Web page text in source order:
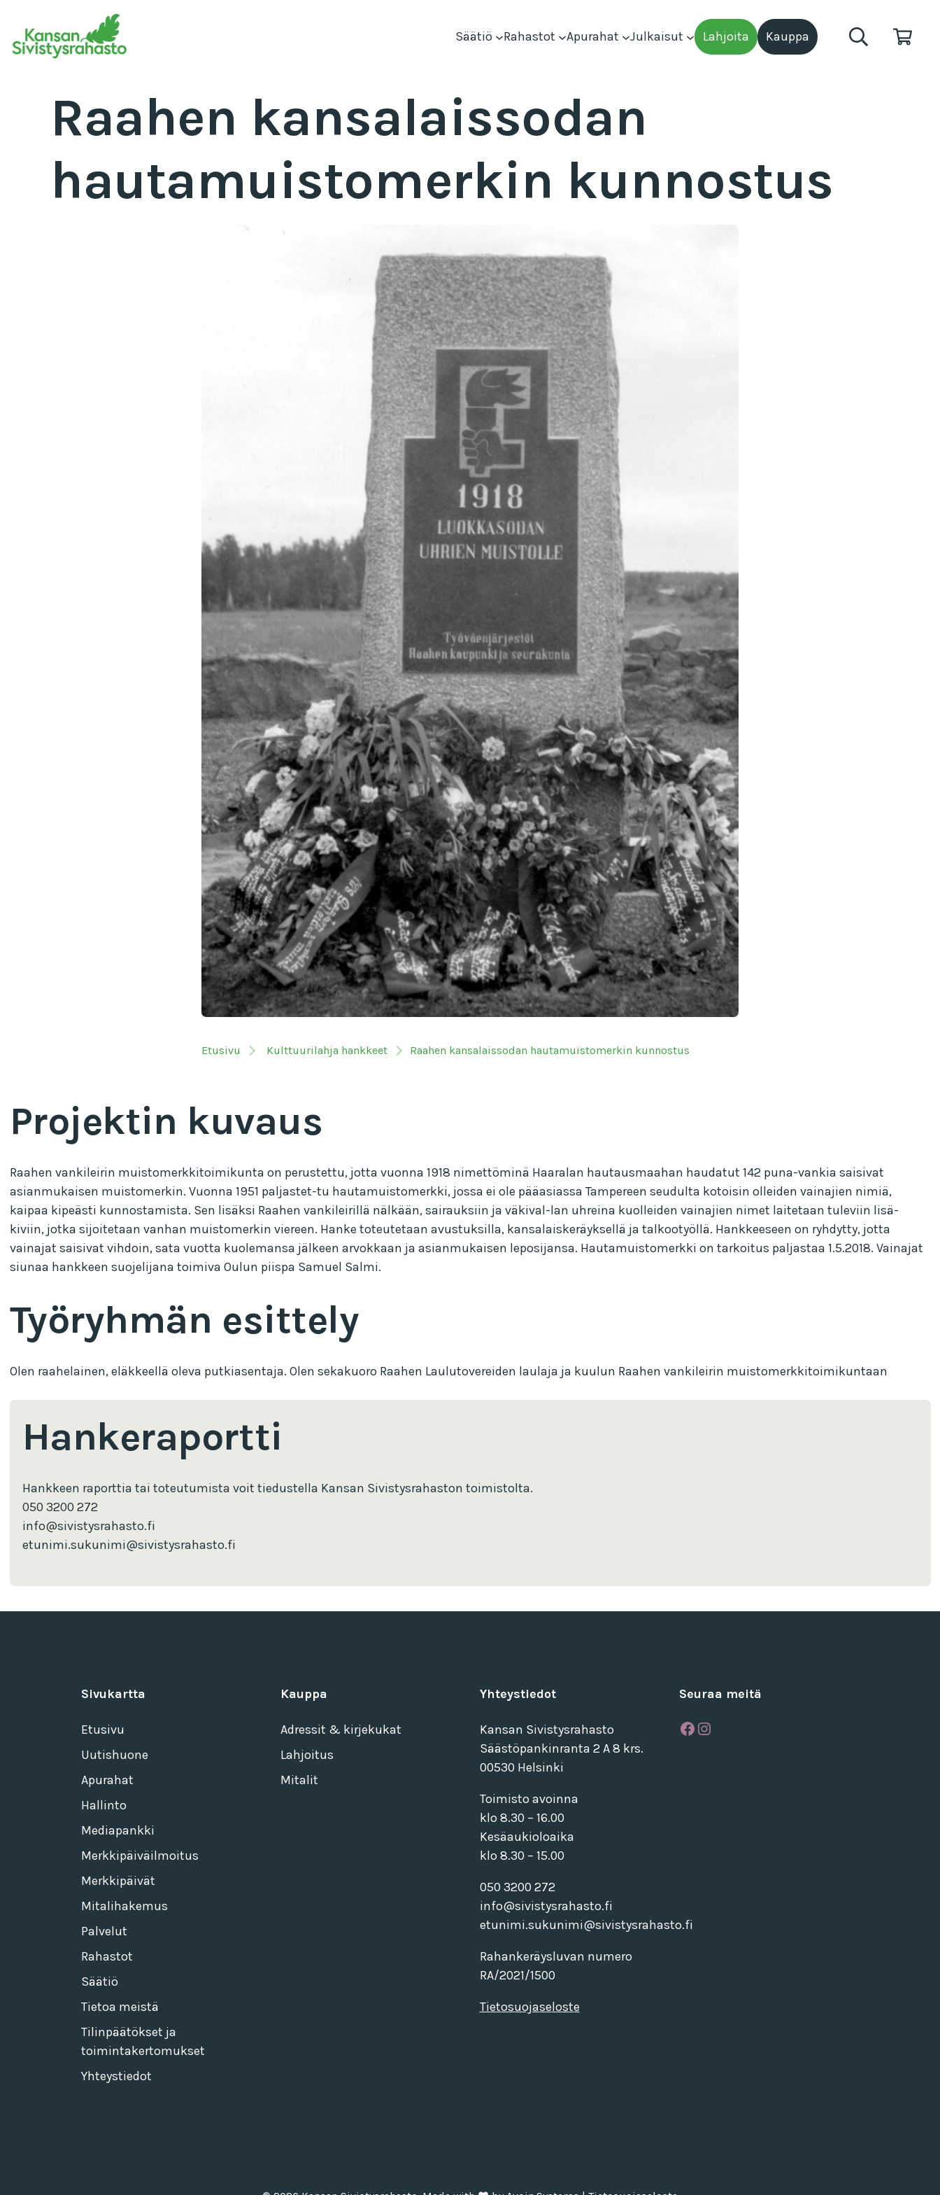
Säätiö Rahastot Apurahat Julkaisut Lahjoita Kauppa
Raahen kansalaissodan
hautamuistomerkin kunnostus
Etusivu Kulttuurilahja hankkeet Raahen kansalaissodan hautamuistomerkin kunnostus
Projektin kuvaus
Raahen vankileirin muistomerkkitoimikunta on perustettu, jotta vuonna 1918 nimettöminä Haaralan hautausmaahan haudatut 142 puna-vankia saisivat
asianmukaisen muistomerkin. Vuonna 1951 paljastet-tu hautamuistomerkki, jossa ei ole pääasiassa Tampereen seudulta kotoisin olleiden vainajien nimiä,
kaipaa kipeästi kunnostamista. Sen lisäksi Raahen vankileirillä nälkään, sairauksiin ja väkival-lan uhreina kuolleiden vainajien nimet laitetaan tuleviin lisä-
kiviin, jotka sijoitetaan vanhan muistomerkin viereen. Hanke toteutetaan avustuksilla, kansalaiskeräyksellä ja talkootyöllä. Hankkeeseen on ryhdytty, jotta
vainajat saisivat vihdoin, sata vuotta kuolemansa jälkeen arvokkaan ja asianmukaisen leposijansa. Hautamuistomerkki on tarkoitus paljastaa 1.5.2018. Vainajat
siunaa hankkeen suojelijana toimiva Oulun piispa Samuel Salmi.
Työryhmän esittely
Olen raahelainen, eläkkeellä oleva putkiasentaja. Olen sekakuoro Raahen Laulutovereiden laulaja ja kuulun Raahen vankileirin muistomerkkitoimikuntaan
Hankeraportti
Hankkeen raporttia tai toteutumista voit tiedustella Kansan Sivistysrahaston toimistolta.
050 3200 272
info@sivistysrahasto.fi
etunimi.sukunimi@sivistysrahasto.fi
Sivukartta
Etusivu
Uutishuone
Apurahat
Hallinto
Mediapankki
Merkkipäiväilmoitus
Merkkipäivät
Mitalihakemus
Palvelut
Rahastot
Säätiö
Tietoa meistä
Tilinpäätökset ja
toimintakertomukset
Yhteystiedot
Kauppa
Adressit & kirjekukat
Lahjoitus
Mitalit
Yhteystiedot
Kansan Sivistysrahasto
Säästöpankinranta 2 A 8 krs.
00530 Helsinki
Toimisto avoinna
klo 8.30 – 16.00
Kesäaukioloaika
klo 8.30 – 15.00
050 3200 272
info@sivistysrahasto.fi
etunimi.sukunimi@sivistysrahasto.fi
Rahankeräysluvan numero
RA/2021/1500
Tietosuojaseloste
Seuraa meitä
Facebook
Instagram